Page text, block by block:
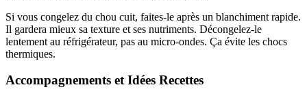
Si vous congelez du chou cuit, faites-le après un blanchiment rapide.
Il gardera mieux sa texture et ses nutriments. Décongelez-le
lentement au réfrigérateur, pas au micro-ondes. Ça évite les chocs
thermiques.
Accompagnements et Idées Recettes